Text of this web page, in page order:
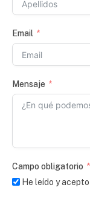
Email
Mensaje
Campo obligatorio
He leído y